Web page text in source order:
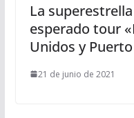
La
esperado tour
Unidos y
21 de junio de 2021